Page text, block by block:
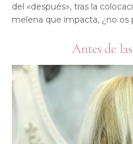
del «después», tras la
melena que impacta, ¿no os
Antes de